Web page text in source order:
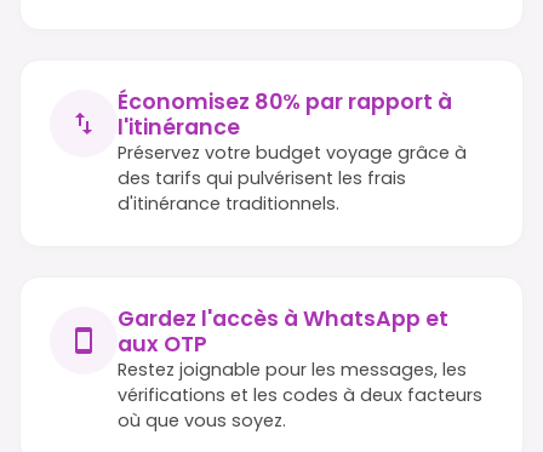
Économisez 80% par rapport à
l'itinérance
Préservez votre budget voyage grâce à
des tarifs qui pulvérisent les frais
d'itinérance traditionnels.
Gardez l'accès à WhatsApp et
aux OTP
Restez joignable pour les messages, les
vérifications et les codes à deux facteurs
où que vous soyez.